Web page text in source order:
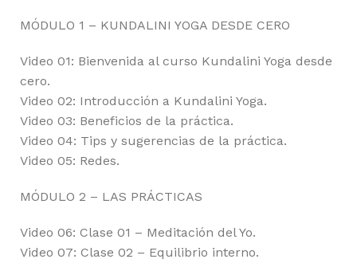
MÓDULO 1 – KUNDALINI YOGA DESDE CERO
Video 01: Bienvenida al curso Kundalini Yoga desde
cero.
Video 02: Introducción a Kundalini Yoga.
Video 03: Beneficios de la práctica.
Video 04: Tips y sugerencias de la práctica.
Video 05: Redes.
MÓDULO 2 – LAS PRÁCTICAS
Video 06: Clase 01 – Meditación del Yo.
Video 07: Clase 02 – Equilibrio interno.